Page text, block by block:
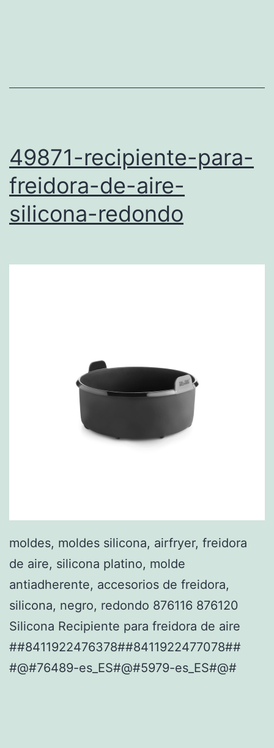
49871-recipiente-para-
freidora-de-aire-
silicona-redondo
moldes, moldes silicona, airfryer, freidora
de aire, silicona platino, molde
antiadherente, accesorios de freidora,
silicona, negro, redondo 876116 876120
Silicona Recipiente para freidora de aire
##8411922476378##8411922477078##
#@#76489-es_ES#@#5979-es_ES#@#